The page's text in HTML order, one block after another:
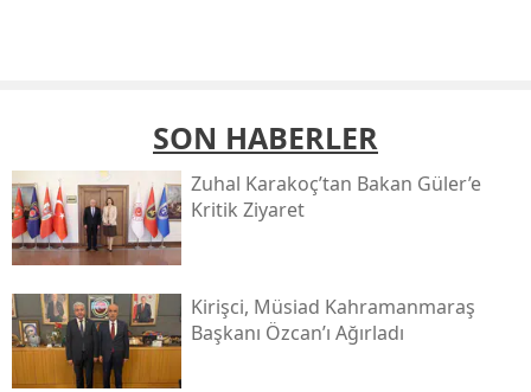
SON HABERLER
Zuhal Karakoç’tan Bakan Güler’e
Kritik Ziyaret
Kirişci, Müsi̇ad Kahramanmaraş
Başkanı Özcan’ı Ağırladı